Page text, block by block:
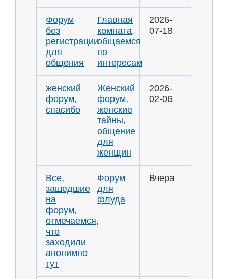
Форум
без
регистрации
для
общения
Главная
комната,
общаемся
по
интересам
2026-
07-18
женский
форум,
спасибо
Женский
форум,
женские
тайны,
общение
для
женщин
2026-
02-06
Все,
зашедшие
на
форум,
отмечаемся,
что
заходили
анонимно
тут
Форум
для
флуда
Вчера